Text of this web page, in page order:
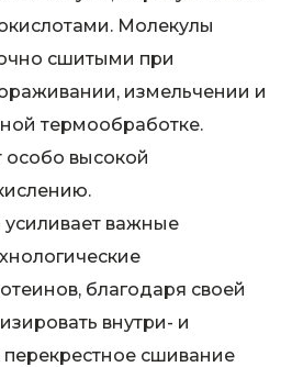
Молекулы
сшитыми при
измельчении и
термообработке.
высокой
важные
благодаря своей
внутри- и
сшивание